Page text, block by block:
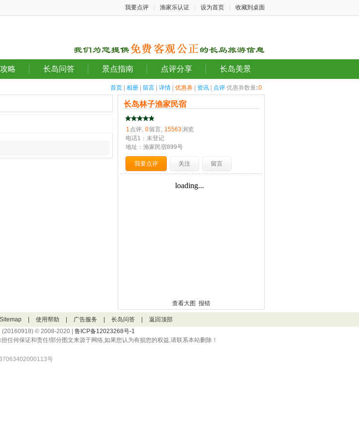
我要点评 渔家乐认证 设为首页 收藏到桌面
略 长岛问答 景点指南 点评分享 长岛美景
首页 相册 留言 详情 优惠券 资讯 点评 优惠券数量:0
长岛林子渔家民宿
1 点评, 0留言, 15563浏览
电话1：未登记
地址：渔家民宿899号
我要点评 关注 留言
查看大图 报错
Sitemap 使用帮助 广告服务 长岛问答
返回顶部
(20160918) © 2008-2020 | 鲁ICP备12023268号-1
任何保证和责任!部分图文来源于网络,如果您认为有损您的权益,请联系本站删除！
号